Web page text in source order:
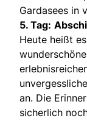
Gardasees in
5. Tag:
Heute heißt
an. Die
sicherlich